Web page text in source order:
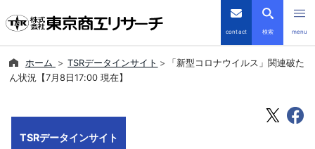
contact 検索 menu
倒産・注目企業情報
ホーム TSRデータインサイト
「新型コロナウイルス」関連破た
ん状況【7月8日17:00 現在】
TSRデータインサイト